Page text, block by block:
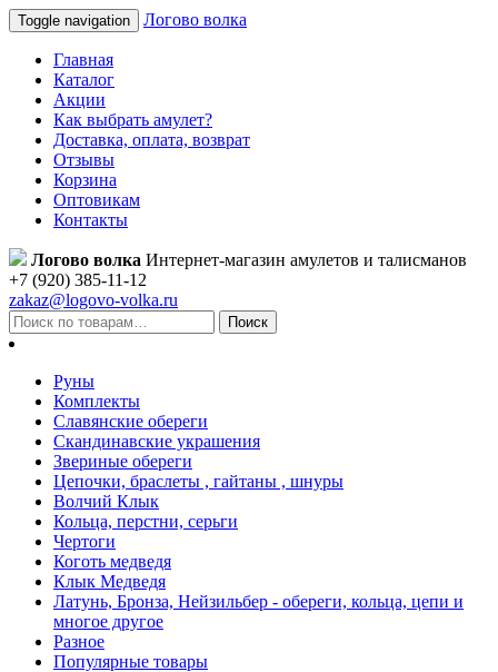
Toggle navigation Логово волка
Главная
Каталог
Акции
Как выбрать амулет?
Доставка, оплата, возврат
Отзывы
Корзина
Оптовикам
Контакты
Логово волка Интернет-магазин амулетов и талисманов
+7 (920) 385-11-12
zakaz@logovo-volka.ru
Поиск
Руны
Комплекты
Славянские обереги
Скандинавские украшения
Звериные обереги
Цепочки, браслеты , гайтаны , шнуры
Волчий Клык
Кольца, перстни, серьги
Чертоги
Коготь медведя
Клык Медведя
Латунь, Бронза, Нейзильбер - обереги, кольца, цепи и
многое другое
Разное
Популярные товары